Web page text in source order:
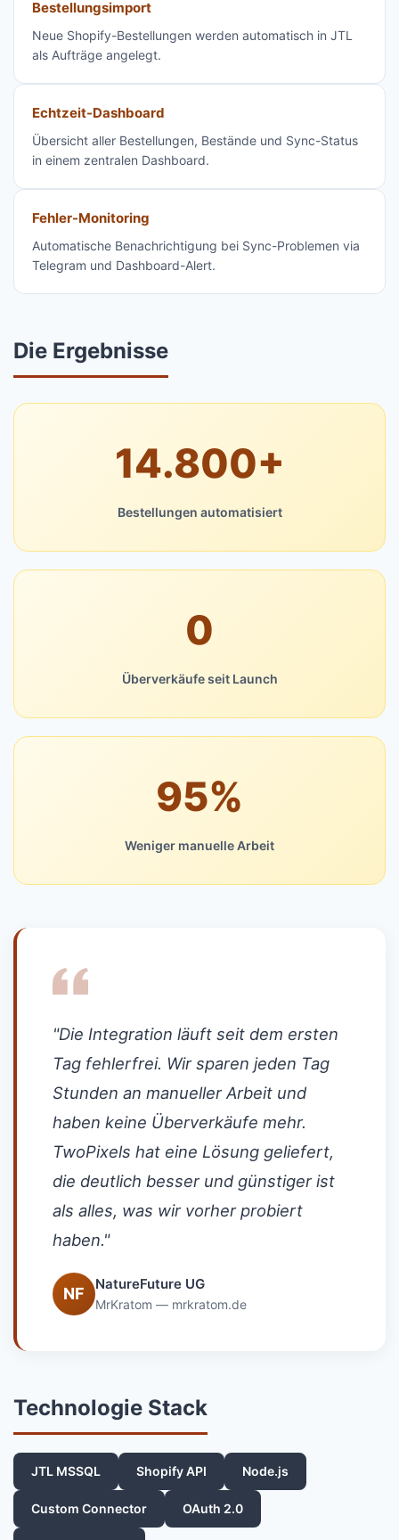
Bestellungsimport
Neue Shopify-Bestellungen werden automatisch in JTL
als Aufträge angelegt.
Echtzeit-Dashboard
Übersicht aller Bestellungen, Bestände und Sync-Status
in einem zentralen Dashboard.
Fehler-Monitoring
Automatische Benachrichtigung bei Sync-Problemen via
Telegram und Dashboard-Alert.
Die Ergebnisse
14.800+
Bestellungen automatisiert
0
Überverkäufe seit Launch
95%
Weniger manuelle Arbeit
"Die Integration läuft seit dem ersten
Tag fehlerfrei. Wir sparen jeden Tag
Stunden an manueller Arbeit und
haben keine Überverkäufe mehr.
TwoPixels hat eine Lösung geliefert,
die deutlich besser und günstiger ist
als alles, was wir vorher probiert
haben."
NF
NatureFuture UG
MrKratom — mrkratom.de
Technologie Stack
JTL MSSQL Shopify API Node.js
Custom Connector OAuth 2.0